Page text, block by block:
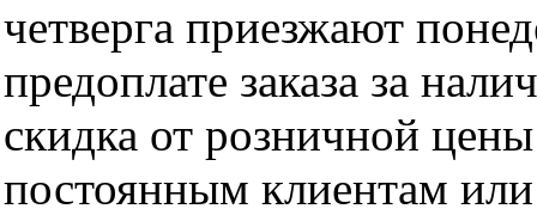
четверга приезжают
предоплате заказа за
скидка от розничной
постоянным клиентам